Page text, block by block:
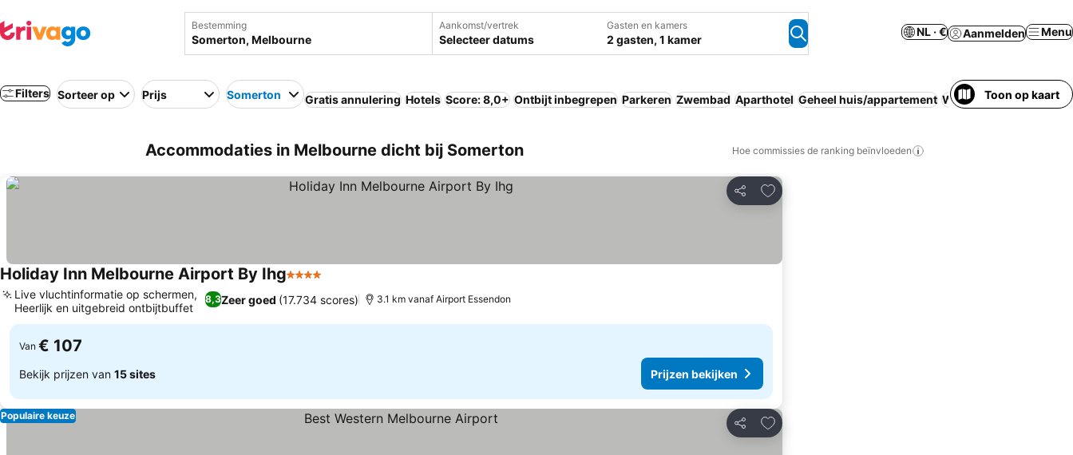
Bestemming Aankomst/vertrek
Selecteer datums
Gasten en kamers
2 gasten, 1 kamer
NL · € Aanmelden Menu
Filters Sorteer op Prijs Somerton Gratis annulering Hotels Score: 8,0+ Ontbijt inbegrepen Parkeren Zwembad Aparthotel Geheel huis/appartement Wifi Spa Keuken
Toon op kaart
Accommodaties in Melbourne dicht bij Somerton Hoe commissies de ranking beïnvloeden
Delen
Toevoegen aan favorieten
Holiday Inn Melbourne Airport By Ihg4 Sterren
8,3Zeer goed (17.734 scores)
Live vluchtinformatie op schermen,
Heerlijk en uitgebreid ontbijtbuffet
3.1 km vanaf Airport Essendon
Van € 107
Bekijk prijzen van 15 sites Prijzen bekijken
Delen
Toevoegen aan favorieten
Populaire keuze